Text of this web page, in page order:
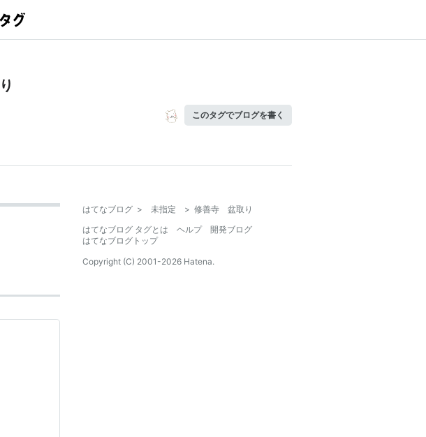
このタグでブログを書く
はてなブログ > 未指定 > 修善寺 盆取り
はてなブログ タグとは
ヘルプ
開発ブログ
はてなブログトップ
Copyright (C) 2001-2026 Hatena.